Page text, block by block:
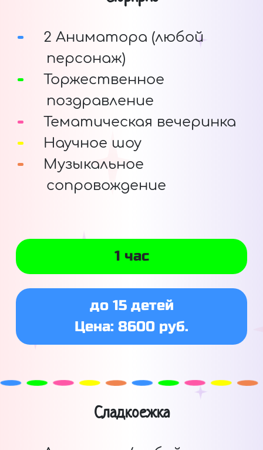
2 Аниматора (любой
персонаж)
Торжественное
поздравление
Тематическая вечеринка
Научное шоу
Музыкальное
сопровождение
1 час
до 15 детей
Цена: 8600 руб.
Сладкоежка